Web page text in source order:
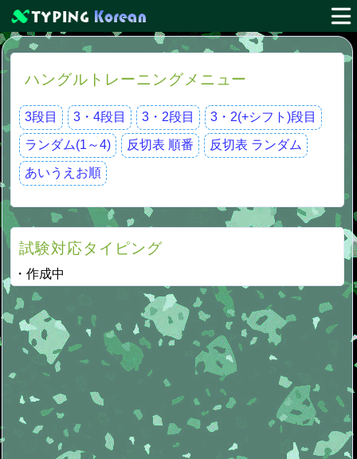
ハングルトレーニングメニュー
3段目 3・4段目 3・2段目 3・2(+シフト)段目
ランダム(1～4) 反切表 順番 反切表 ランダム
あいうえお順
試験対応タイピング
・作成中